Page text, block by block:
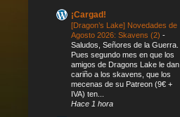
¡Cargad!
[Dragon’s Lake] Novedades de
Agosto 2026: Skavens (2) -
Saludos, Señores de la Guerra.
Pues segundo mes en que los
amigos de Dragons Lake le dan
cariño a los skavens, que los
mecenas de su Patreon (9€ +
IVA) ten...
Hace 1 hora